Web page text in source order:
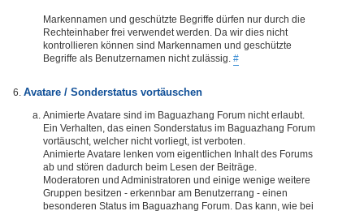
Markennamen und geschützte Begriffe dürfen nur durch die
Rechteinhaber frei verwendet werden. Da wir dies nicht
kontrollieren können sind Markennamen und geschützte
Begriffe als Benutzernamen nicht zulässig. #
Avatare / Sonderstatus vortäuschen
Animierte Avatare sind im Baguazhang Forum nicht erlaubt.
Ein Verhalten, das einen Sonderstatus im Baguazhang Forum
vortäuscht, welcher nicht vorliegt, ist verboten.
Animierte Avatare lenken vom eigentlichen Inhalt des Forums
ab und stören dadurch beim Lesen der Beiträge.
Moderatoren und Administratoren und einige wenige weitere
Gruppen besitzen - erkennbar am Benutzerrang - einen
besonderen Status im Baguazhang Forum. Das kann, wie bei